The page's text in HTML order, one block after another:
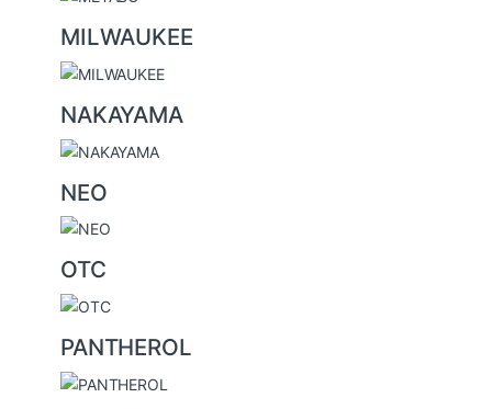
MILWAUKEE
NAKAYAMA
NEO
OTC
PANTHEROL